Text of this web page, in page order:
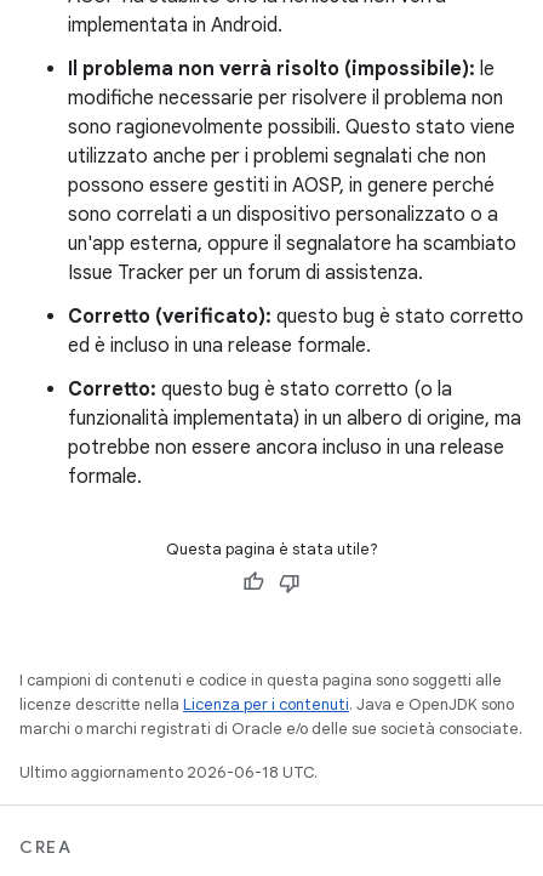
implementata in Android.
Il problema non verrà risolto (impossibile): le
modifiche necessarie per risolvere il problema non
sono ragionevolmente possibili. Questo stato viene
utilizzato anche per i problemi segnalati che non
possono essere gestiti in AOSP, in genere perché
sono correlati a un dispositivo personalizzato o a
un'app esterna, oppure il segnalatore ha scambiato
Issue Tracker per un forum di assistenza.
Corretto (verificato): questo bug è stato corretto
ed è incluso in una release formale.
Corretto: questo bug è stato corretto (o la
funzionalità implementata) in un albero di origine, ma
potrebbe non essere ancora incluso in una release
formale.
Questa pagina è stata utile?
I campioni di contenuti e codice in questa pagina sono soggetti alle
licenze descritte nella Licenza per i contenuti. Java e OpenJDK sono
marchi o marchi registrati di Oracle e/o delle sue società consociate.
Ultimo aggiornamento 2026-06-18 UTC.
CREA